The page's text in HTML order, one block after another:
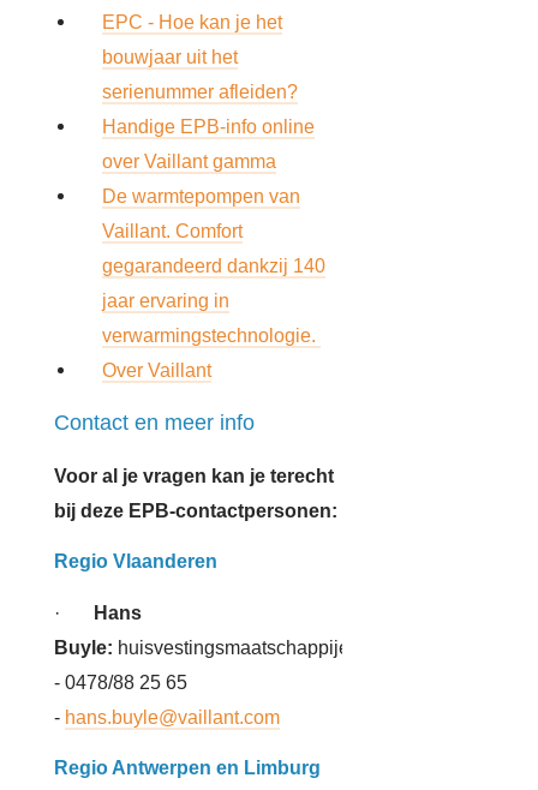
EPC - Hoe kan je het
bouwjaar uit het
serienummer afleiden?
Handige EPB-info online
over Vaillant gamma
De warmtepompen van
Vaillant. Comfort
gegarandeerd dankzij 140
jaar ervaring in
verwarmingstechnologie.
Over Vaillant
Contact en meer info
Voor al je vragen kan je terecht
bij deze EPB-contactpersonen:
Regio Vlaanderen
· Hans
Buyle: huisvestingsmaatschappijen
- 0478/88 25 65
- hans.buyle@vaillant.com
Regio Antwerpen en Limburg